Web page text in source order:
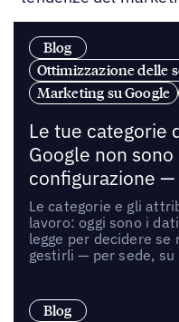
Blog
Ottimizzazione delle
Marketing su Google
Le tue categorie
Google non
configurazione
Le categorie e gli
lavoro: oggi sono i
legge per decidere se
gestirli — per sede, su
Blog